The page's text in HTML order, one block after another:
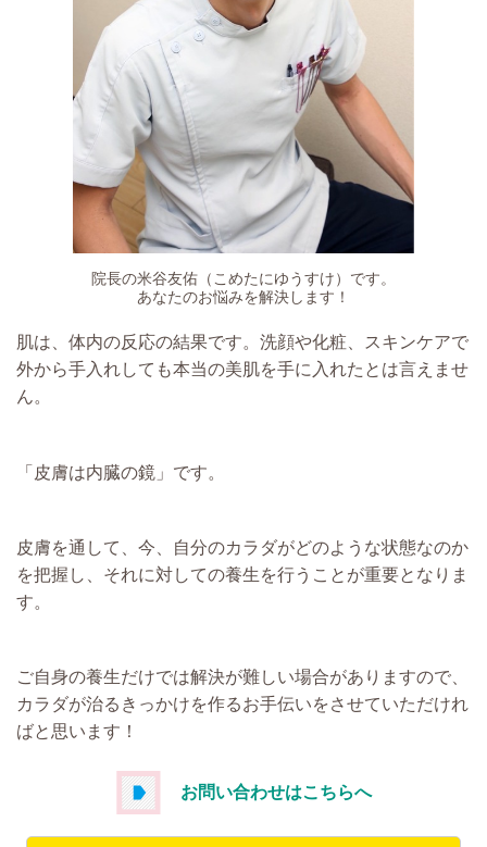
院長の米谷友佑（こめたにゆうすけ）です。
あなたのお悩みを解決します！​
肌は、体内の反応の結果です。洗顔や化粧、スキンケアで
外から手入れしても本当の美肌を手に入れたとは言えませ
ん。
「皮膚は内臓の鏡」です。
皮膚を通して、今、自分のカラダがどのような状態なのか
を把握し、それに対しての養生を行うことが重要となりま
す。
ご自身の養生だけでは解決が難しい場合がありますので、
カラダが治るきっかけを作るお手伝いをさせていただけれ
ばと思います！
お問い合わせはこちらへ